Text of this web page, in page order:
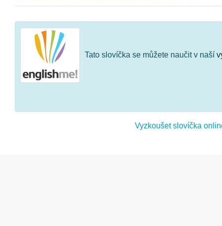
Tato slovíčka se můžete naučit v naší
Vyzkoušet slovíčka